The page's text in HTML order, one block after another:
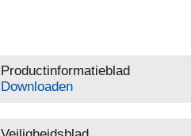
Productinformatieblad
Downloaden